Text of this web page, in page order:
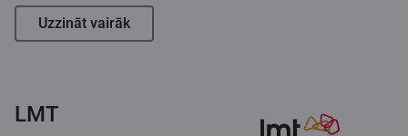
Uzzināt vairāk
LMT